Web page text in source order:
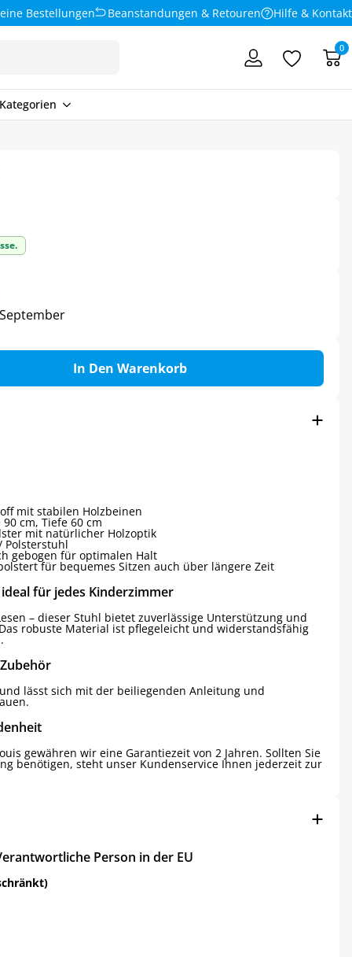
Bestellungen Beanstandungen & Retouren Hilfe & Kontakt
0
In Den Warenkorb
mit stabilen Holzbeinen
cm, Tiefe 60 cm
mit natürlicher Holzoptik
Polsterstuhl
gebogen für optimalen Halt
für bequemes Sitzen auch über längere Zeit
für jedes Kinderzimmer
– dieser Stuhl bietet zuverlässige Unterstützung und
robuste Material ist pflegeleicht und widerstandsfähig
lässt sich mit der beiliegenden Anleitung und
gewähren wir eine Garantiezeit von 2 Jahren. Sollten Sie
benötigen, steht unser Kundenservice Ihnen jederzeit zur
Person in der EU